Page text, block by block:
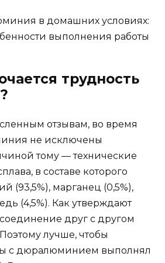
трудность
отзывам, во время
не исключены
тому — технические
в составе которого
(93,5%), марганец (0,5%),
(4,5%). Как утверждают
друг с другом
лучше, чтобы
с дюралюминием выполнял